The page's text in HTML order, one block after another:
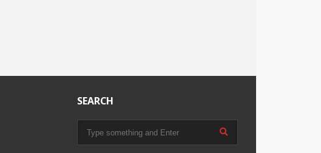
SEARCH